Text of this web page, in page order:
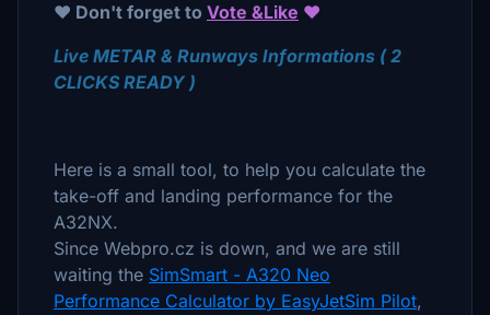
❤️ Don't forget to Vote &Like ❤️
Live METAR & Runways Informations ( 2
CLICKS READY )
Here is a small tool, to help you calculate the
take-off and landing performance for the
A32NX.
Since Webpro.cz is down, and we are still
waiting the SimSmart - A320 Neo
Performance Calculator by EasyJetSim Pilot,